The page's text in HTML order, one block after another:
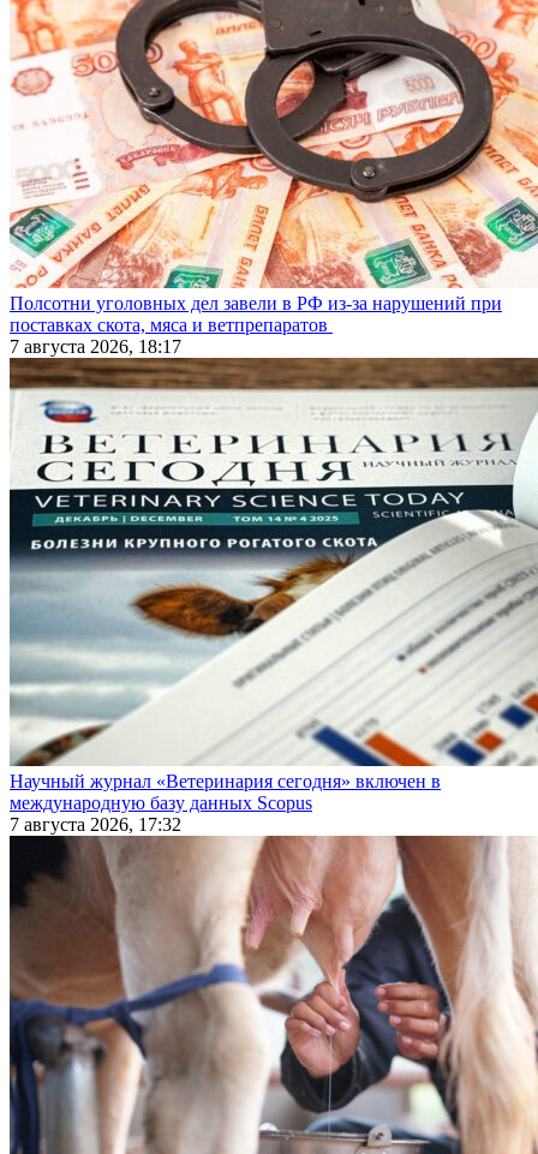
Полсотни уголовных дел завели в РФ из-за нарушений при
поставках скота, мяса и ветпрепаратов
7 августа 2026, 18:17
Научный журнал «Ветеринария сегодня» включен в
международную базу данных Scopus
7 августа 2026, 17:32